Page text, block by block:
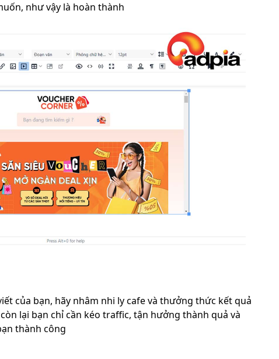
như vậy là hoàn thành
của bạn, hãy nhâm nhi ly cafe và thưởng thức kết quả
lại bạn chỉ cần kéo traffic, tận hưởng thành quả và
thành công